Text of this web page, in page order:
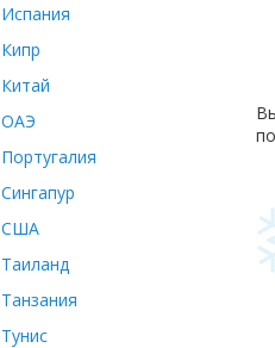
Испания
Кипр
Китай
ОАЭ
Португалия
Сингапур
США
Таиланд
Танзания
Тунис